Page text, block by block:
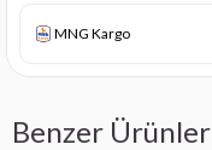
MNG Kargo
Benzer Ürünler